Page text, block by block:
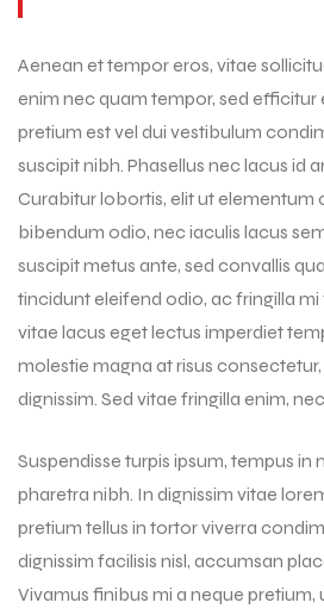
Aenean et tempor eros, vitae
enim nec quam tempor, sed efficitur
pretium est vel dui vestibulum
suscipit nibh. Phasellus nec lacus id
Curabitur lobortis, elit ut elementum
bibendum odio, nec iaculis lacus
suscipit metus ante, sed convallis
tincidunt eleifend odio, ac fringilla
vitae lacus eget lectus imperdiet
molestie magna at risus
dignissim. Sed vitae fringilla enim,
Suspendisse turpis ipsum, tempus in
pharetra nibh. In dignissim vitae
pretium tellus in tortor viverra
dignissim facilisis nisl, accumsan
Vivamus finibus mi a neque pretium,